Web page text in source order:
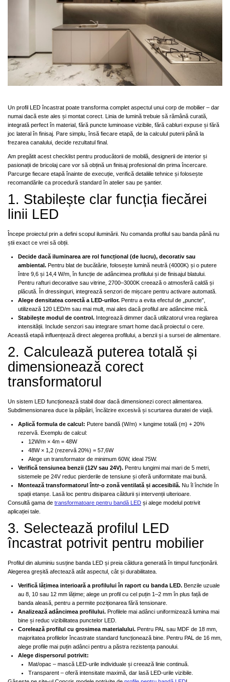
Solutii de curatat & adezivi
Canturi ABS
Nivela bule/ laser
Alte scule & unelte
Un profil LED încastrat poate transforma complet aspectul unui corp de mobilier – dar
numai dacă este ales și montat corect. Linia de lumină trebuie să rămână curată,
integrată perfect în material, fără puncte luminoase vizibile, fără cabluri expuse și fără
joc lateral în finisaj. Pare simplu, însă fiecare etapă, de la calculul puterii până la
frezarea canalului, decide rezultatul final.
Am pregătit acest checklist pentru producătorii de mobilă, designerii de interior și
pasionații de bricolaj care vor să obțină un finisaj profesional din prima încercare.
Parcurge fiecare etapă înainte de execuție, verifică detaliile tehnice și folosește
recomandările ca procedură standard în atelier sau pe șantier.
1. Stabilește clar funcția fiecărei
linii LED
Începe proiectul prin a defini scopul iluminării. Nu comanda profilul sau banda până nu
știi exact ce vrei să obții.
Decide dacă iluminarea are rol funcțional (de lucru), decorativ sau
ambiental. Pentru blat de bucătărie, folosește lumină neutră (4000K) și o putere
între 9,6 și 14,4 W/m, în funcție de adâncimea profilului și de finisajul blatului.
Pentru rafturi decorative sau vitrine, 2700–3000K creează o atmosferă caldă și
plăcută. În dressinguri, integrează senzori de mișcare pentru activare automată.
Alege densitatea corectă a LED-urilor. Pentru a evita efectul de „puncte”,
utilizează 120 LED/m sau mai mult, mai ales dacă profilul are adâncime mică.
Stabilește modul de control. Integrează dimmer dacă utilizatorul vrea reglarea
intensității. Include senzori sau integrare smart home dacă proiectul o cere.
Această etapă influențează direct alegerea profilului, a benzii și a sursei de alimentare.
2. Calculează puterea totală și
dimensionează corect
transformatorul
Un sistem LED funcționează stabil doar dacă dimensionezi corect alimentarea.
Subdimensionarea duce la pâlpâiri, încălzire excesivă și scurtarea duratei de viață.
Aplică formula de calcul: Putere bandă (W/m) × lungime totală (m) + 20%
rezervă. Exemplu de calcul:
12W/m × 4m = 48W
48W × 1,2 (rezervă 20%) = 57,6W
Alege un transformator de minimum 60W, ideal 75W.
Verifică tensiunea benzii (12V sau 24V). Pentru lungimi mai mari de 5 metri,
sistemele pe 24V reduc pierderile de tensiune și oferă uniformitate mai bună.
Montează transformatorul într-o zonă ventilată și accesibilă. Nu îl închide în
spații etanșe. Lasă loc pentru disiparea căldurii și intervenții ulterioare.
Consultă gama de transformatoare pentru bandă LED și alege modelul potrivit
aplicației tale.
3. Selectează profilul LED
încastrat potrivit pentru mobilier
Profilul din aluminiu susține banda LED și preia căldura generată în timpul funcționării.
Alegerea greșită afectează atât aspectul, cât și durabilitatea.
Verifică lățimea interioară a profilului în raport cu banda LED. Benzile uzuale
au 8, 10 sau 12 mm lățime; alege un profil cu cel puțin 1–2 mm în plus față de
banda aleasă, pentru a permite poziționarea fără tensionare.
Analizează adâncimea profilului. Profilele mai adânci uniformizează lumina mai
bine și reduc vizibilitatea punctelor LED.
Corelează profilul cu grosimea materialului. Pentru PAL sau MDF de 18 mm,
majoritatea profilelor încastrate standard funcționează bine. Pentru PAL de 16 mm,
alege profile mai puțin adânci pentru a păstra rezistența panoului.
Alege dispersorul potrivit:
Mat/opac – mască LED-urile individuale și creează linie continuă.
Transparent – oferă intensitate maximă, dar lasă LED-urile vizibile.